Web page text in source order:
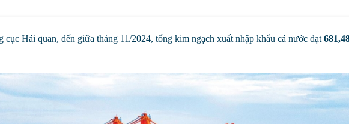
cục Hải quan, đến giữa tháng 11/2024, tổng kim ngạch xuất nhập khẩu cả nước đạt